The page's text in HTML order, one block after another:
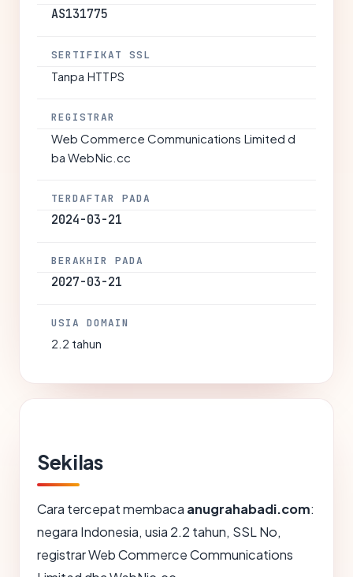
AS131775
SERTIFIKAT SSL
Tanpa HTTPS
REGISTRAR
Web Commerce Communications Limited d
ba WebNic.cc
TERDAFTAR PADA
2024-03-21
BERAKHIR PADA
2027-03-21
USIA DOMAIN
2.2 tahun
Sekilas
Cara tercepat membaca anugrahabadi.com:
negara Indonesia, usia 2.2 tahun, SSL No,
registrar Web Commerce Communications